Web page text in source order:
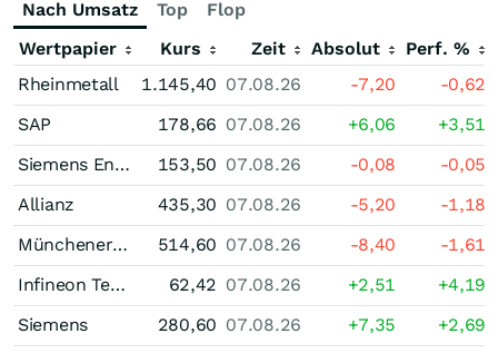
Nach Umsatz Top
Flop
Wertpapier
Kurs Zeit Absolut
Perf. %
Rheinmetall
1.145,40 07.08.26 -7,20
-0,62
SAP
178,66 07.08.26 +6,06
+3,51
Siemens Energy
153,50 07.08.26 -0,08
-0,05
Allianz
435,30 07.08.26 -5,20
-1,18
Münchener Rück
514,60 07.08.26 -8,40
-1,61
Infineon Technologies
62,42 07.08.26 +2,51
+4,19
Siemens
280,60 07.08.26 +7,35
+2,69